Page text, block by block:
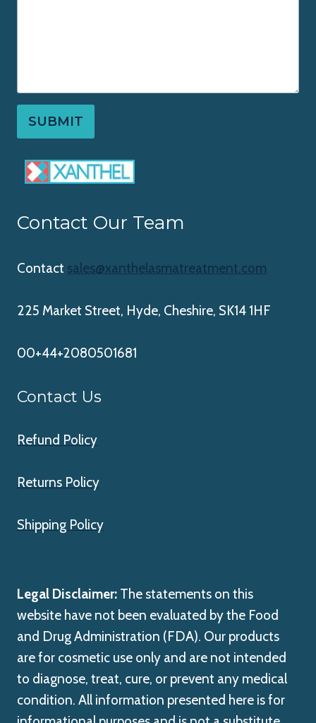
SUBMIT
Contact Our Team
Contact sales@xanthelasmatreatment.com
225 Market Street, Hyde, Cheshire, SK14 1HF
00+44+2080501681
Contact Us
Refund Policy
Returns Policy
Shipping Policy
Legal Disclaimer: The statements on this
website have not been evaluated by the Food
and Drug Administration (FDA). Our products
are for cosmetic use only and are not intended
to diagnose, treat, cure, or prevent any medical
condition. All information presented here is for